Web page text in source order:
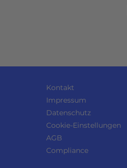
Kontakt
Impressum
Datenschutz
Cookie-Einstellungen
AGB
Compliance